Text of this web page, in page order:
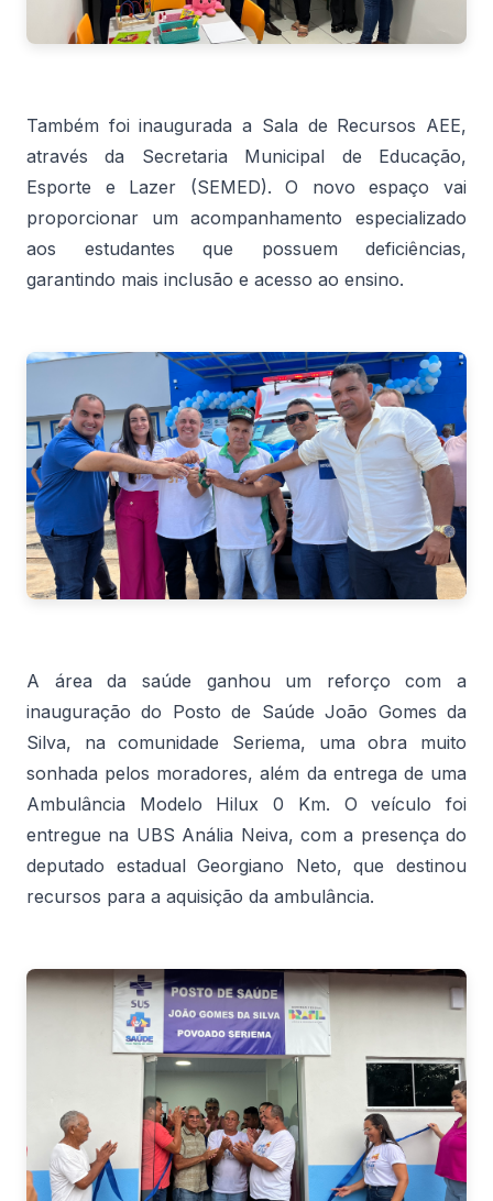
Também foi inaugurada a Sala de Recursos AEE,
através da Secretaria Municipal de Educação,
Esporte e Lazer (SEMED). O novo espaço vai
proporcionar um acompanhamento especializado
aos estudantes que possuem deficiências,
garantindo mais inclusão e acesso ao ensino.
A área da saúde ganhou um reforço com a
inauguração do Posto de Saúde João Gomes da
Silva, na comunidade Seriema, uma obra muito
sonhada pelos moradores, além da entrega de uma
Ambulância Modelo Hilux 0 Km. O veículo foi
entregue na UBS Anália Neiva, com a presença do
deputado estadual Georgiano Neto, que destinou
recursos para a aquisição da ambulância.